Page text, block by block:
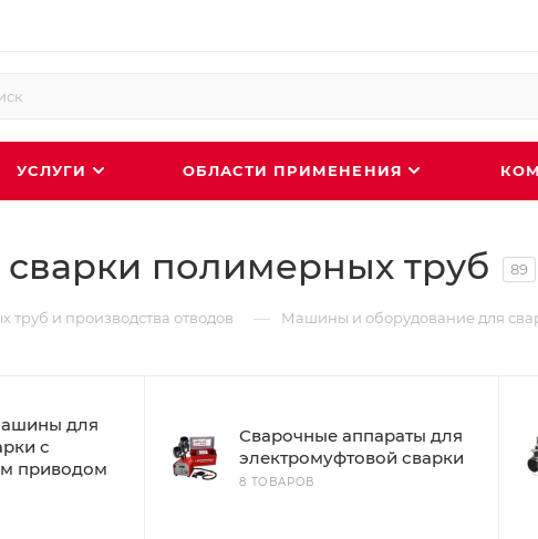
УСЛУГИ ОБЛАСТИ ПРИМЕНЕНИЯ
полимерных труб 89
и производства отводов — Машины и оборудование для
для
с
приводом
Сварочные аппараты для
электромуфтовой сварки
8 ТОВАРОВ